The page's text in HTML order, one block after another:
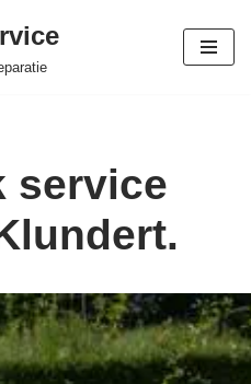
service